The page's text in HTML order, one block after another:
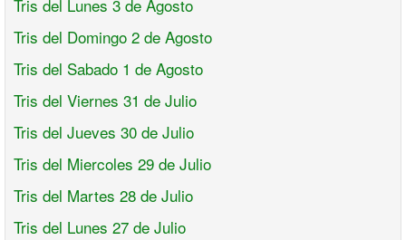
Tris del Lunes 3 de Agosto
Tris del Domingo 2 de Agosto
Tris del Sabado 1 de Agosto
Tris del Viernes 31 de Julio
Tris del Jueves 30 de Julio
Tris del Miercoles 29 de Julio
Tris del Martes 28 de Julio
Tris del Lunes 27 de Julio